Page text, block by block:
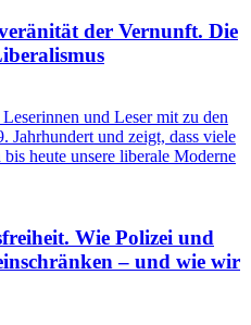
der Vernunft. Die
und Leser mit zu den
Jahrhundert und zeigt, dass viele
heute unsere liberale Moderne
Wie Polizei und
– und wie wir